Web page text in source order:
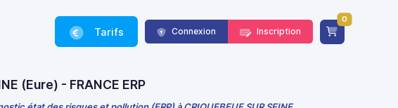
Tarifs Connexion Inscription
0
(Eure) - FRANCE ERP